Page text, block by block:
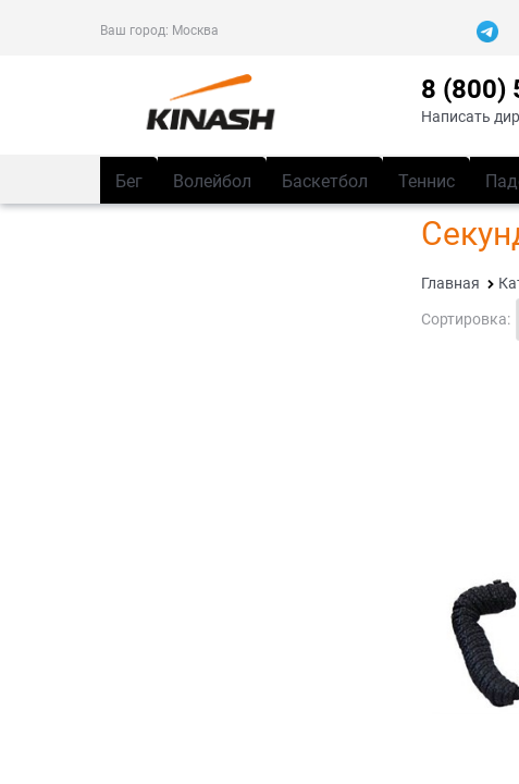
Ваш город: Москва
8 (800)
Написать
Бег Волейбол Баскетбол Теннис
Главная
Сортировка: